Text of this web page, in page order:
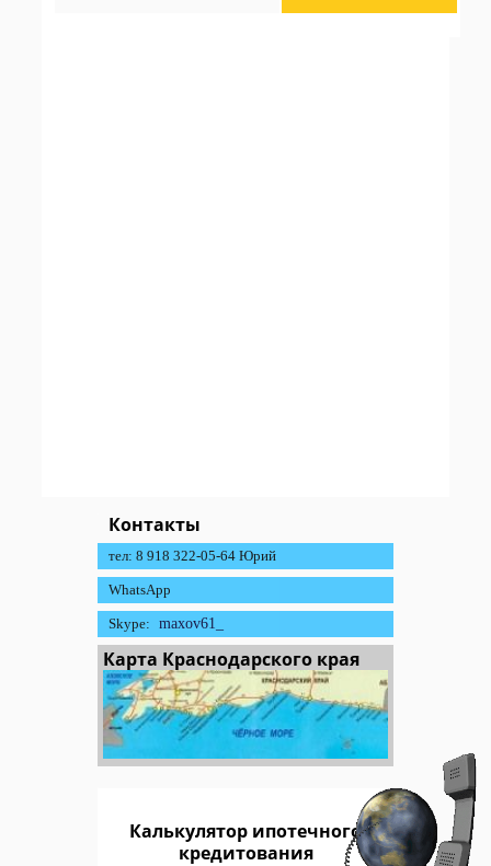
Контакты
тел: 8 918 322-05-64 Юрий
WhatsApp
Skype: maxov61_
Карта Краснодарского края
Калькулятор ипотечного
кредитования